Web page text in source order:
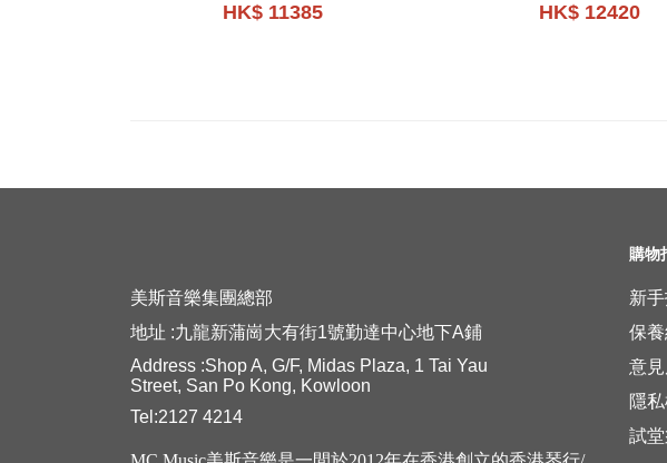
HK$ 11385 HK$ 12420
購物
美斯音樂集團總部
地址 :九龍新蒲崗大有街1號勤達中心地下A鋪
Address :Shop A, G/F, Midas Plaza, 1 Tai Yau
Street, San Po Kong, Kowloon
Tel:2127 4214
新
保
意
隱
試